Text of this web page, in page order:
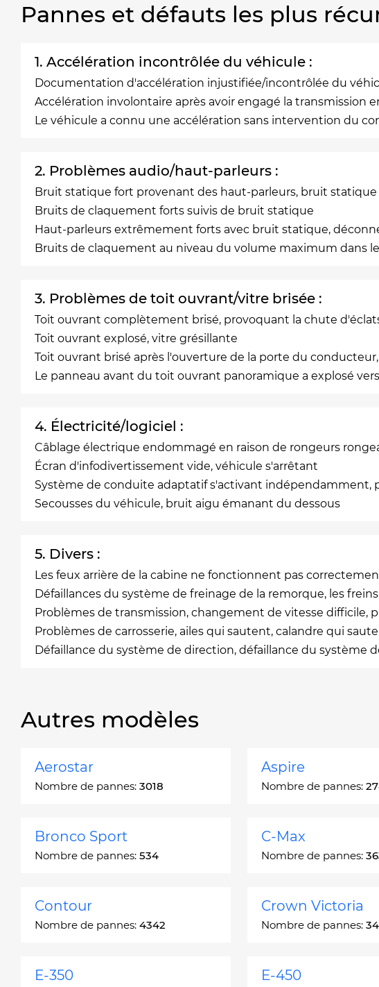
Pannes et défauts les plus
1. Accélération incontrôlée du véhicule :
Documentation d'accélération injustifiée/incontrôlée du
Accélération involontaire après avoir engagé la transmission
Le véhicule a connu une accélération sans intervention du
2. Problèmes audio/haut-parleurs :
Bruit statique fort provenant des haut-parleurs, bruit
Bruits de claquement forts suivis de bruit statique
Haut-parleurs extrêmement forts avec bruit statique,
Bruits de claquement au niveau du volume maximum dans
3. Problèmes de toit ouvrant/vitre brisée :
Toit ouvrant complètement brisé, provoquant la chute
Toit ouvrant explosé, vitre grésillante
Toit ouvrant brisé après l'ouverture de la porte du
Le panneau avant du toit ouvrant panoramique a explosé
4. Électricité/logiciel :
Câblage électrique endommagé en raison de rongeurs
Écran d'infodivertissement vide, véhicule s'arrêtant
Système de conduite adaptatif s'activant
Secousses du véhicule, bruit aigu émanant du dessous
5. Divers :
Les feux arrière de la cabine ne fonctionnent pas
Défaillances du système de freinage de la remorque, les
Problèmes de transmission, changement de vitesse difficile,
Problèmes de carrosserie, ailes qui sautent, calandre qui
Défaillance du système de direction, défaillance du système
Autres modèles
Aerostar
Nombre de pannes: 3018
Aspire
Nombre de pannes:
Bronco Sport
Nombre de pannes: 534
C-Max
Nombre de pannes:
Contour
Nombre de pannes: 4342
Crown Victoria
Nombre de pannes:
E-350 E-450